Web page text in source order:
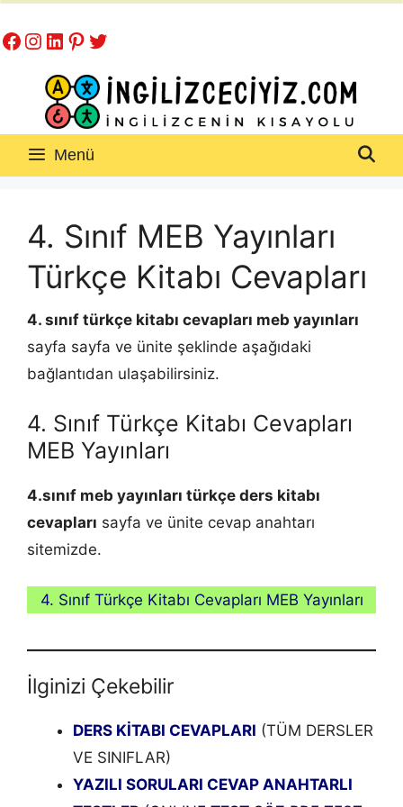
atla
Facebook
Instagram
LinkedIn
Pinterest
Twitter
Menü
4. Sınıf MEB Yayınları
Türkçe Kitabı Cevapları
4. sınıf türkçe kitabı cevapları meb yayınları
sayfa sayfa ve ünite şeklinde aşağıdaki
bağlantıdan ulaşabilirsiniz.
4. Sınıf Türkçe Kitabı Cevapları
MEB Yayınları
4.sınıf meb yayınları türkçe ders kitabı
cevapları sayfa ve ünite cevap anahtarı
sitemizde.
4. Sınıf Türkçe Kitabı Cevapları MEB Yayınları
İlginizi Çekebilir
DERS KİTABI CEVAPLARI (TÜM DERSLER
VE SINIFLAR)
YAZILI SORULARI CEVAP ANAHTARLI